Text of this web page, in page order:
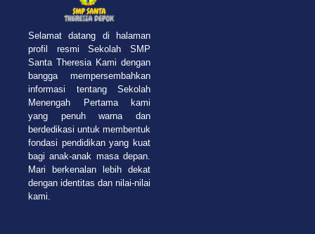
Selamat datang di halaman
profil resmi Sekolah SMP
Santa Theresia Kami dengan
bangga mempersembahkan
informasi tentang Sekolah
Menengah Pertama kami
yang penuh warna dan
berdedikasi untuk membentuk
fondasi pendidikan yang kuat
bagi anak-anak masa depan.
Mari berkenalan lebih dekat
dengan identitas dan nilai-nilai
kami.